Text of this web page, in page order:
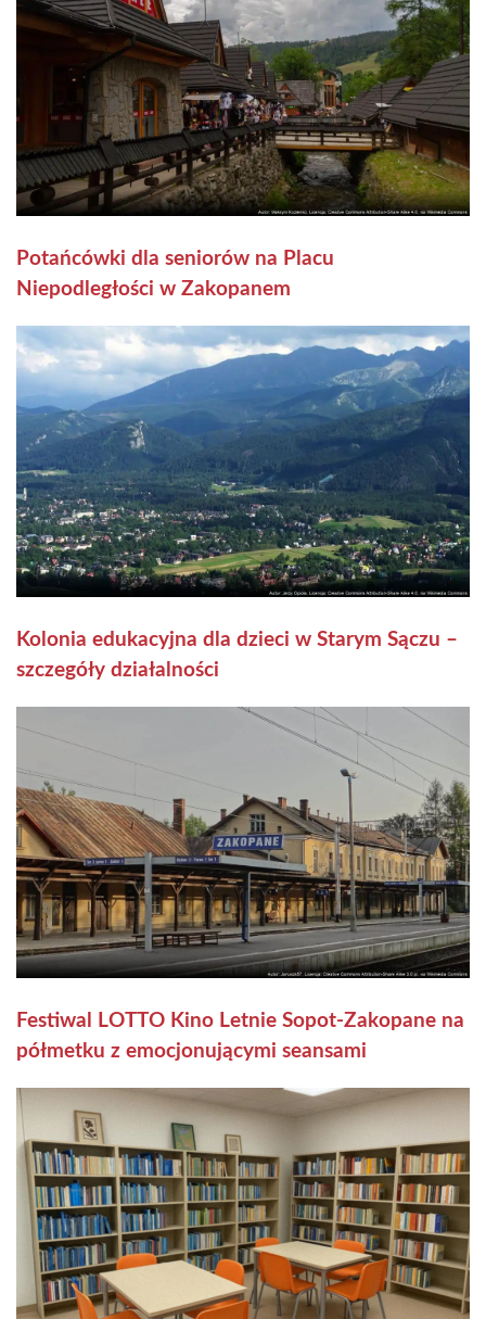
Potańcówki dla seniorów na Placu
Niepodległości w Zakopanem
Kolonia edukacyjna dla dzieci w Starym Sączu –
szczegóły działalności
Festiwal LOTTO Kino Letnie Sopot-Zakopane na
półmetku z emocjonującymi seansami